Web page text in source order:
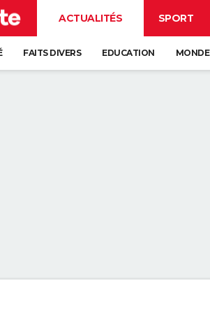
ACTUALITÉS SPORT
FAITS DIVERS EDUCATION MONDE